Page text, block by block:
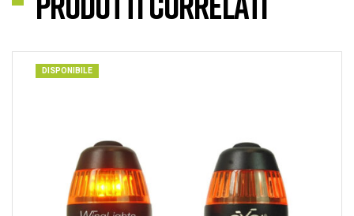
DISPONIBILE